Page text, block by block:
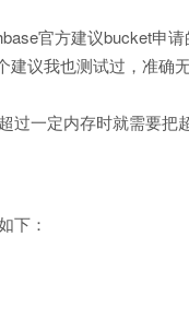
官方建议bucket申
议我也测试过，准确
一定内存时就需要把
下：